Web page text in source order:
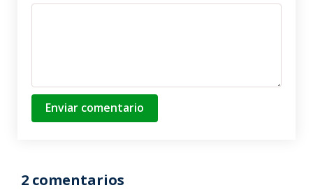
Enviar comentario
2 comentarios